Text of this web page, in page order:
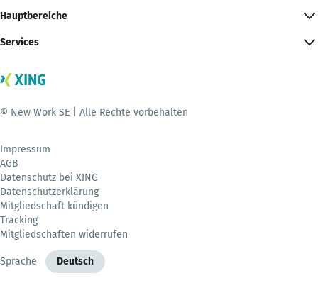
Hauptbereiche
Services
© New Work SE | Alle Rechte vorbehalten
Impressum
AGB
Datenschutz bei XING
Datenschutzerklärung
Mitgliedschaft kündigen
Tracking
Mitgliedschaften widerrufen
Sprache Deutsch